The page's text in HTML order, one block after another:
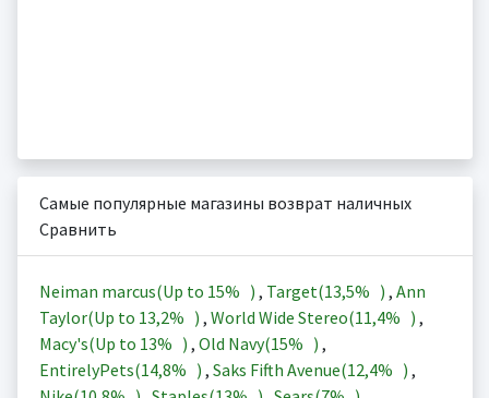
Самые популярные магазины возврат наличных
Сравнить
Neiman marcus(Up to 15% ) , Target(13,5% ) , Ann
Taylor(Up to 13,2% ) , World Wide Stereo(11,4% ) ,
Macy's(Up to 13% ) , Old Navy(15% ) ,
EntirelyPets(14,8% ) , Saks Fifth Avenue(12,4% ) ,